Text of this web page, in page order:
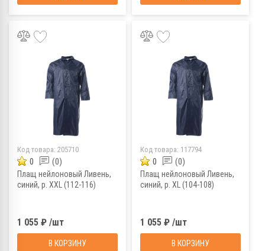
Код товара: 205710
0 (0)
Плащ нейлоновый Ливень,
синий, р. XХL (112-116)
1 055 ₽ /шт
В КОРЗИНУ
Код товара: 117794
0 (0)
Плащ нейлоновый Ливень,
синий, р. XL (104-108)
1 055 ₽ /шт
В КОРЗИНУ